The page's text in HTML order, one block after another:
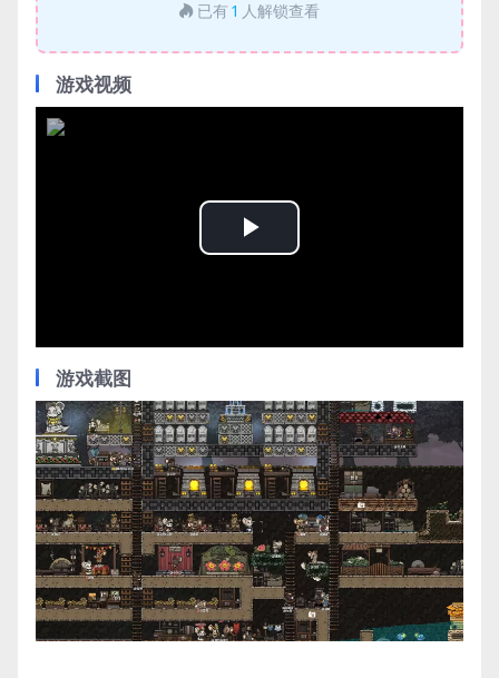
已有 1 人解锁查看
游戏视频
Play
游戏截图